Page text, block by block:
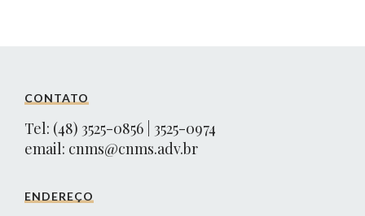
CONTATO
Tel: (48) 3525-0856 | 3525-0974
email: cnms@cnms.adv.br
ENDEREÇO